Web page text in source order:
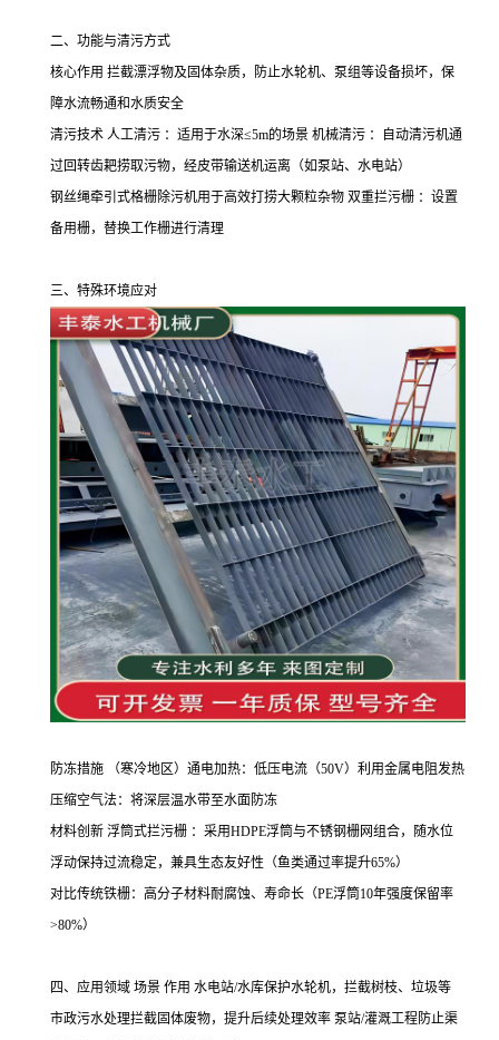
二、功能与清污方式
核心作用 拦截漂浮物及固体杂质，防止水轮机、泵组等设备损坏，保
障水流畅通和水质安全
清污技术 人工清污 ：适用于水深≤5m的场景 机械清污 ：自动清污机通
过回转齿耙捞取污物，经皮带输送机运离（如泵站、水电站）
钢丝绳牵引式格栅除污机用于高效打捞大颗粒杂物 双重拦污栅 ：设置
备用栅，替换工作栅进行清理
三、特殊环境应对
防冻措施 （寒冷地区）通电加热：低压电流（50V）利用金属电阻发热
压缩空气法：将深层温水带至水面防冻
材料创新 浮筒式拦污栅 ：采用HDPE浮筒与不锈钢栅网组合，随水位
浮动保持过流稳定，兼具生态友好性（鱼类通过率提升65%）
对比传统铁栅：高分子材料耐腐蚀、寿命长（PE浮筒10年强度保留率
>80%）
四、应用领域 场景 作用 水电站/水库保护水轮机，拦截树枝、垃圾等
市政污水处理拦截固体废物，提升后续处理效率 泵站/灌溉工程防止渠